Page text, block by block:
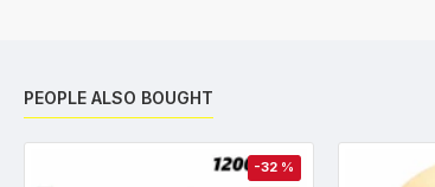
PEOPLE ALSO BOUGHT
-32 %